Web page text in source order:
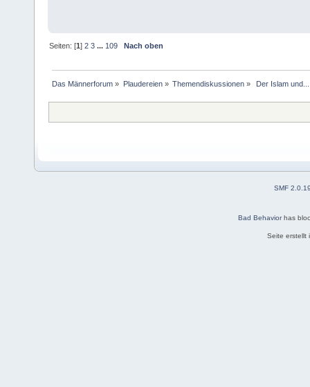
Seiten: [1]2 3 ... 109 Nach oben
Das Männerforum » Plaudereien» Themendiskussionen» Der Islam und...
SMF
Bad Behaviorhas
Seite erstellt